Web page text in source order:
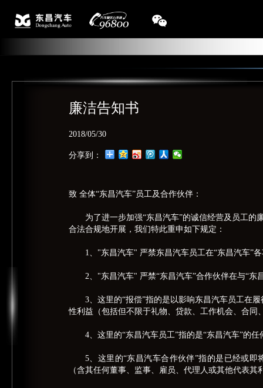
廉洁告知书
2018/05/30
分享到：
致 全体“东昌汽车”员工及合作伙伴：
为了进一步加强“东昌汽车”的诚信经营及员工的
合法合规地开展，我们特此重申如下规定：
1、"东昌汽车" 严禁东昌汽车员工在“东昌汽车”
2、"东昌汽车" 严禁“东昌汽车”合作伙伴在与“
3、这里的“报偿”指的是以影响东昌汽车员工在
性利益（包括但不限于礼物、贷款、工作机会、合同
4、这里的“东昌汽车员工”指的是“东昌汽车”的
5、这里的“东昌汽车合作伙伴”指的是已经或
（含其任何董事、监事、雇员、代理人或其他代表其